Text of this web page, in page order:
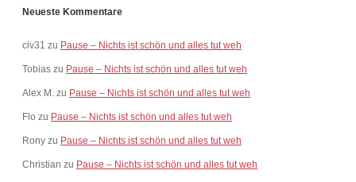
Neueste Kommentare
civ31 zu Pause – Nichts ist schön und alles tut weh
Tobias zu Pause – Nichts ist schön und alles tut weh
Alex M. zu Pause – Nichts ist schön und alles tut weh
Flo zu Pause – Nichts ist schön und alles tut weh
Rony zu Pause – Nichts ist schön und alles tut weh
Christian zu Pause – Nichts ist schön und alles tut weh